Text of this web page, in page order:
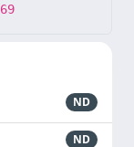
ND
ND